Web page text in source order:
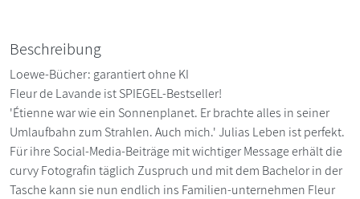
Beschreibung
Loewe-Bücher: garantiert ohne KI
Fleur de Lavande ist SPIEGEL-Bestseller!
'Étienne war wie ein Sonnenplanet. Er brachte alles in seiner
Umlaufbahn zum Strahlen. Auch mich.' Julias Leben ist perfekt.
Für ihre Social-Media-Beiträge mit wichtiger Message erhält die
curvy Fotografin täglich Zuspruch und mit dem Bachelor in der
Tasche kann sie nun endlich ins Familien-unternehmen Fleur